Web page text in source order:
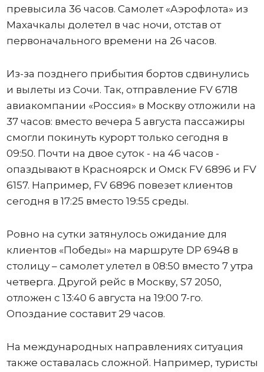
превысила 36 часов. Самолет «Аэрофлота» из
Махачкалы долетел в час ночи, отстав от
первоначального времени на 26 часов.
Из-за позднего прибытия бортов сдвинулись
и вылеты из Сочи. Так, отправление FV 6718
авиакомпании «Россия» в Москву отложили на
37 часов: вместо вечера 5 августа пассажиры
смогли покинуть курорт только сегодня в
09:50. Почти на двое суток - на 46 часов -
опаздывают в Красноярск и Омск FV 6896 и FV
6157. Например, FV 6896 повезет клиентов
сегодня в 17:25 вместо 19:55 среды.
Ровно на сутки затянулось ожидание для
клиентов «Победы» на маршруте DP 6948 в
столицу – самолет улетел в 08:50 вместо 7 утра
четверга. Другой рейс в Москву, S7 2050,
отложен с 13:40 6 августа на 19:00 7-го.
Опоздание составит 29 часов.
На международных направлениях ситуация
также оставалась сложной. Например, туристы